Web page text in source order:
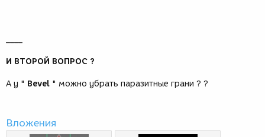
И ВТОРОЙ ВОПРОС ?
А у " Bevel " можно убрать паразитные грани ? ?
Вложения